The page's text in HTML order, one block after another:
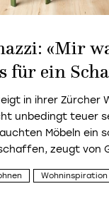
«Mir
für ein
in ihrer Zürcher
unbedingt teuer
Möbeln ein
zeugt von
Wohninspiration